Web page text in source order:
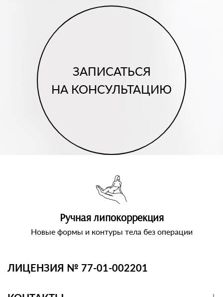
ЗАПИСАТЬСЯ
НА КОНСУЛЬТАЦИЮ
Ручная липокоррекция
Новые формы и контуры тела без операции
ЛИЦЕНЗИЯ № 77-01-002201